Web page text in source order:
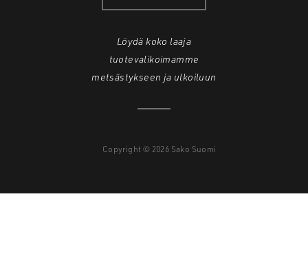
Löydä koko laaja
tuotevalikoimamme
metsästykseen ja ulkoiluun
Copyright © 2026 Sako Suomi